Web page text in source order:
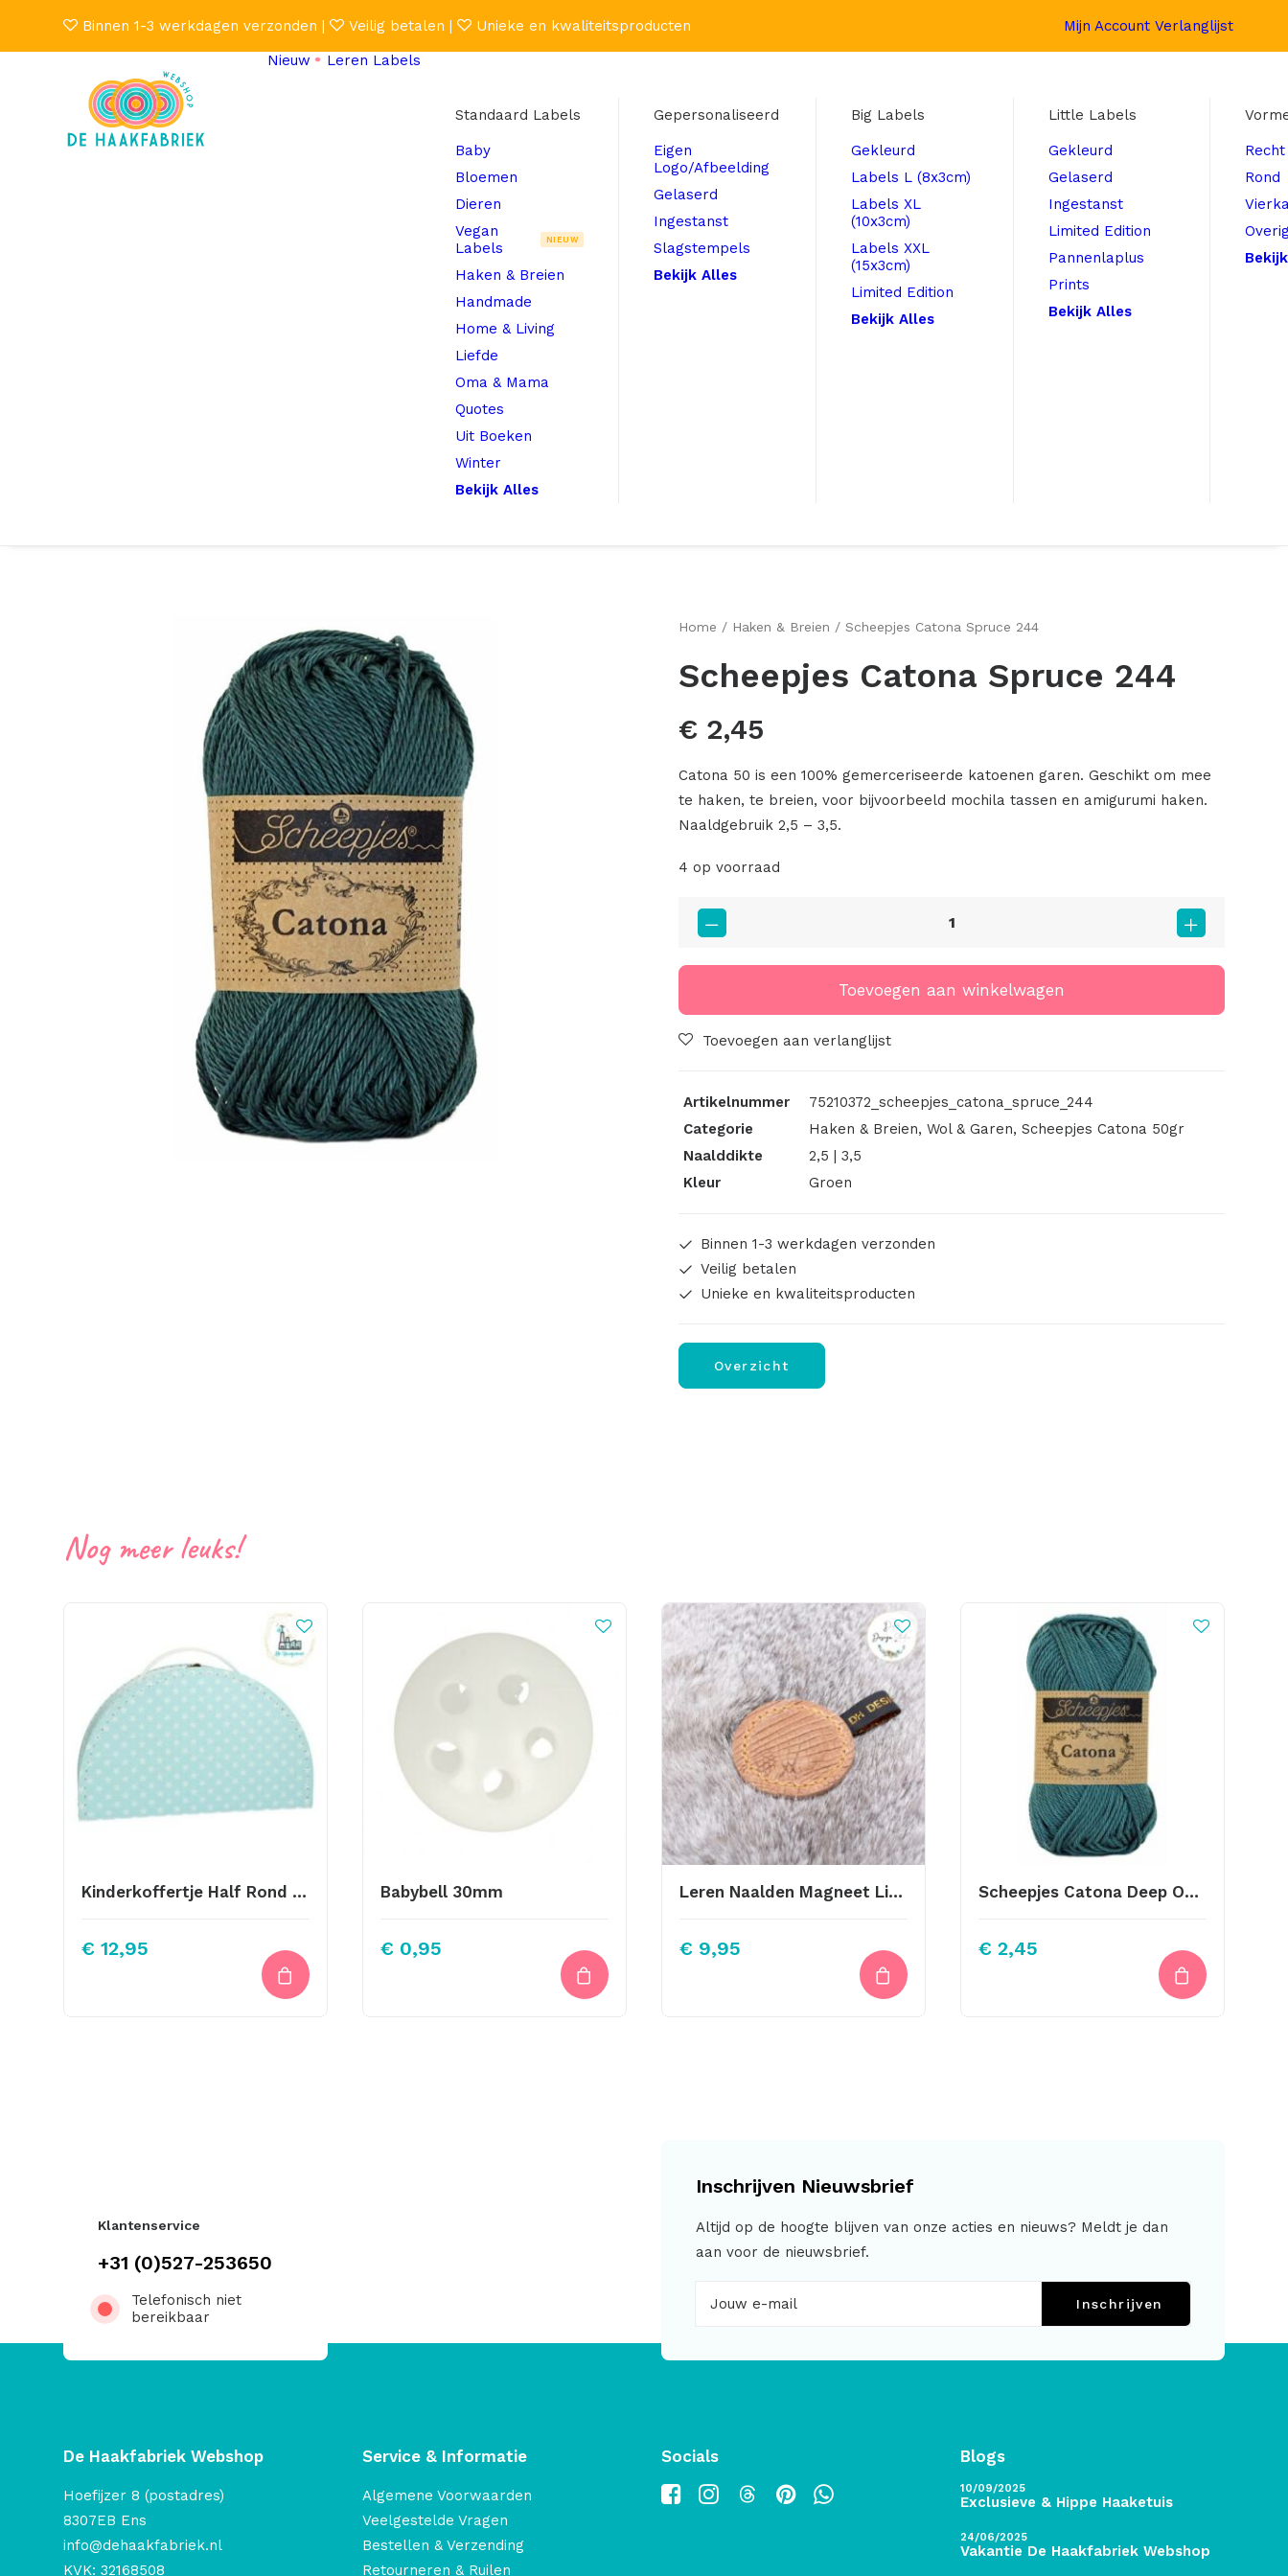
Binnen 1-3 werkdagen verzonden | Veilig betalen | Unieke en kwaliteitsproducten Mijn Account Verlanglijst
Nieuw
Leren Labels
Standaard Labels
Baby
Bloemen
Dieren
Vegan
Labels
NIEUW
Haken & Breien
Handmade
Home & Living
Liefde
Oma & Mama
Quotes
Uit Boeken
Winter
Bekijk Alles
Gepersonaliseerd
Eigen
Logo/Afbeelding
Gelaserd
Ingestanst
Slagstempels
Bekijk Alles
Big Labels
Gekleurd
Labels L (8x3cm)
Labels XL
(10x3cm)
Labels XXL
(15x3cm)
Limited Edition
Bekijk Alles
Little Labels
Gekleurd
Gelaserd
Ingestanst
Limited Edition
Pannenlaplus
Prints
Bekijk Alles
Recht
Rond
Home Haken & Breien Scheepjes Catona Spruce 244
Scheepjes Catona Spruce 244
€ 2,45
Catona 50 is een 100% gemerceriseerde katoenen garen. Geschikt om mee
te haken, te breien, voor bijvoorbeeld mochila tassen en amigurumi haken.
Naaldgebruik 2,5 – 3,5.
4 op voorraad
Scheepjes
Catona
aantal
Toevoegen aan winkelwagen
Toevoegen aan verlanglijst
Artikelnummer
75210372_scheepjes_catona_spruce_244
Categorie
Haken & Breien, Wol & Garen, Scheepjes Catona 50gr
Naalddikte
2,5 | 3,5
Kleur
Groen
Binnen 1-3 werkdagen verzonden
Veilig betalen
Unieke en kwaliteitsproducten
Overzicht
Nog meer leuks!
Kinderkoffertje Half Rond Licht Blauw Sterretjes 28cm
€ 12,95
Babybell 30mm
€ 0,95
Leren Naalden Magneet Licht Bruin Leer Krokodillen Print
€ 9,95
Scheepjes Catona Deep Ocean Green 391
€ 2,45
Klantenservice
+31 (0)527-253650
Telefonisch niet
bereikbaar
Inschrijven Nieuwsbrief
Altijd op de hoogte blijven van onze acties en nieuws? Meldt je dan
aan voor de nieuwsbrief.
Inschrijven
De Haakfabriek Webshop
Hoefijzer 8 (postadres)
8307EB Ens
info@dehaakfabriek.nl
KVK: 32168508
Service & Informatie
Algemene Voorwaarden
Veelgestelde Vragen
Bestellen & Verzending
Retourneren & Ruilen
Socials Blogs
10/09/2025
Exclusieve & Hippe Haaketuis
24/06/2025
Vakantie De Haakfabriek Webshop